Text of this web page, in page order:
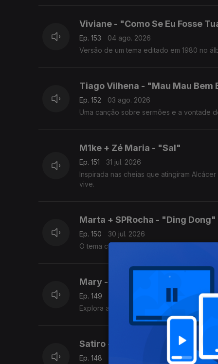
Viviane - "Como Se Eu Fosse
Ep. 153
04 ago. 2026
Versão de um tema editado em 1980 no
Tiago Vilhena - "Mau Mau Bem
Ep. 152
03 ago. 2026
Uma canção sobre sermões e a vontade
M1ke + Zé Maria - "Sal"
Ep. 151
31 jul. 2026
Inspirada nas cheias que atingiram
vive.
Marta + SPRocha - "Ding Dong"
Ep. 150
30 jul. 2026
O tema constrói-se num território onde
Mary - "Haze"
Ep. 149
Explora a dualidade entre esquecer e sentir.
Satiro - "Bisou"
Ep. 148